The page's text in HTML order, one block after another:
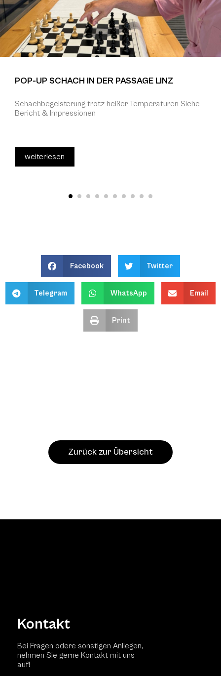
POP-UP SCHACH IN DER PASSAGE LINZ
Schachbegeisterung trotz heißer Temperaturen Siehe
Bericht & Impressionen
weiterlesen
Facebook Twitter
Telegram WhatsApp Email
Print
Zurück zur Übersicht
Kontakt
Bei Fragen odere sonstigen Anliegen,
nehmen Sie gerne Kontakt mit uns
auf!